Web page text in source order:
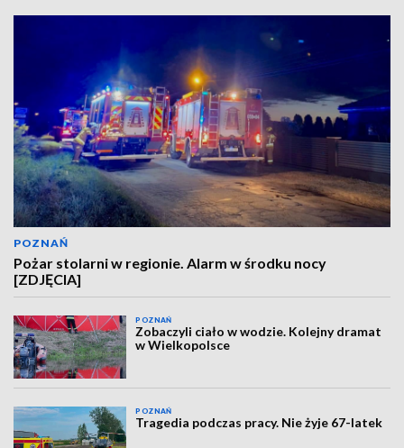
POZNAŃ
Pożar stolarni w regionie. Alarm w środku nocy
[ZDJĘCIA]
POZNAŃ
Zobaczyli ciało w wodzie. Kolejny dramat
w Wielkopolsce
POZNAŃ
Tragedia podczas pracy. Nie żyje 67-latek